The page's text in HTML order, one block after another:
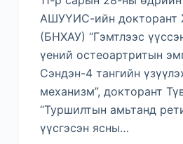
АШУҮИС-ийн докторант
(БНХАУ) “Гэмтлээс
үений остеоартритын
Сэндэн-4 тангийн
механизм”, докторант
“Туршилтын амьтанд
үүсгэсэн ясны…